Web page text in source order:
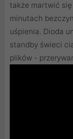
także martwić
minutach
uśpienia. Dioda
standby świeci
plików -